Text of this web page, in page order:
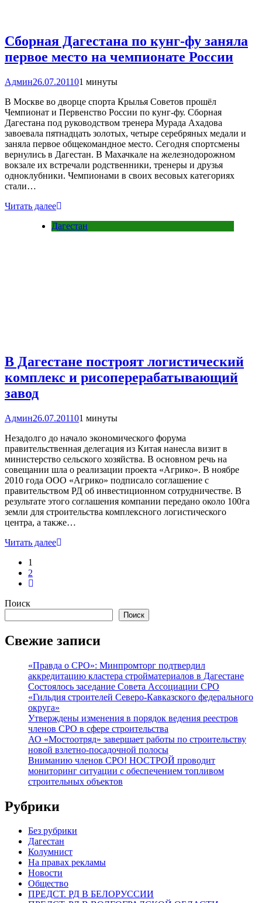
Сборная Дагестана по кунг-фу заняла
первое место на чемпионате России
Админ26.07.201101 минуты
В Москве во дворце спорта Крылья Советов прошёл
Чемпионат и Первенство России по кунг-фу. Сборная
Дагестана под руководством тренера Мурада Ахадова
завоевала пятнадцать золотых, четыре серебряных медали и
заняла первое общекомандное место. Сегодня спортсмены
вернулись в Дагестан. В Махачкале на железнодорожном
вокзале их встречали родственники, тренеры и друзья
одноклубники. Чемпионами в своих весовых категориях
стали…
Читать далее
Дагестан
В Дагестане построят логистический
комплекс и рисоперерабатывающий
завод
Админ26.07.201101 минуты
Незадолго до начало экономического форума
правительственная делегация из Китая нанесла визит в
министерство сельского хозяйства. В основном речь на
совещании шла о реализации проекта «Агрико». В ноябре
2010 года ООО «Агрико» подписало соглашение с
правительством РД об инвестиционном сотрудничестве. В
результате этого соглашения компании передано около 100га
земли для строительства комплексного логистического
центра, а также…
Читать далее
1
2
Поиск
Поиск
Свежие записи
«Правда о СРО»: Минпромторг подтвердил
аккредитацию кластера стройматериалов в Дагестане
Состоялось заседание Совета Ассоциации СРО
«Гильдия строителей Северо-Кавказского федерального
округа»
Утверждены изменения в порядок ведения реестров
членов СРО в сфере строительства
АО «Мостоотряд» завершает работы по строительству
новой взлетно-посадочной полосы
Вниманию членов СРО! НОСТРОЙ проводит
мониторинг ситуации с обеспечением топливом
строительных объектов
Рубрики
Без рубрики
Дагестан
Колумнист
На правах рекламы
Новости
Общество
ПРЕДСТ. РД В БЕЛОРУССИИ